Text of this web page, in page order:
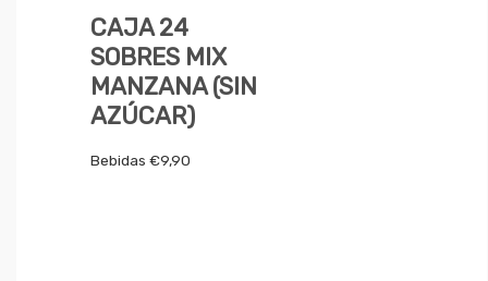
CAJA 24
SOBRES MIX
MANZANA (SIN
AZÚCAR)
Bebidas €9,90